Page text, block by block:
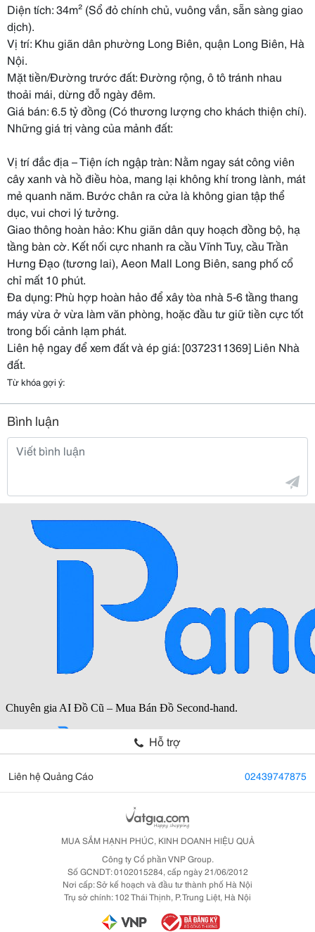
Diện tích: 34m² (Sổ đỏ chính chủ, vuông vắn, sẵn sàng giao
dịch).
Vị trí: Khu giãn dân phường Long Biên, quận Long Biên, Hà
Nội.
Mặt tiền/Đường trước đất: Đường rộng, ô tô tránh nhau
thoải mái, dừng đỗ ngày đêm.
Giá bán: 6.5 tỷ đồng (Có thương lượng cho khách thiện chí).
Những giá trị vàng của mảnh đất:
Vị trí đắc địa – Tiện ích ngập tràn: Nằm ngay sát công viên
cây xanh và hồ điều hòa, mang lại không khí trong lành, mát
mẻ quanh năm. Bước chân ra cửa là không gian tập thể
dục, vui chơi lý tưởng.
Giao thông hoàn hảo: Khu giãn dân quy hoạch đồng bộ, hạ
tầng bàn cờ. Kết nối cực nhanh ra cầu Vĩnh Tuy, cầu Trần
Hưng Đạo (tương lai), Aeon Mall Long Biên, sang phố cổ
chỉ mất 10 phút.
Đa dụng: Phù hợp hoàn hảo để xây tòa nhà 5-6 tầng thang
máy vừa ở vừa làm văn phòng, hoặc đầu tư giữ tiền cực tốt
trong bối cảnh lạm phát.
Liên hệ ngay để xem đất và ép giá: [0372311369] Liên Nhà
đất.
Từ khóa gợi ý:
Bình luận
Hỗ trợ
Liên hệ Quảng Cáo 02439747875
MUA SẮM HẠNH PHÚC, KINH DOANH HIỆU QUẢ
Công ty Cổ phần VNP Group.
Số GCNDT: 0102015284, cấp ngày 21/06/2012
Nơi cấp: Sở kế hoạch và đầu tư thành phố Hà Nội
Trụ sở chính: 102 Thái Thịnh, P. Trung Liệt, Hà Nội